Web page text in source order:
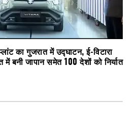
का गुजरात में उद्घाटन, ई-विटारा
में बनी जापान समेत 100 देशों को निर्यात